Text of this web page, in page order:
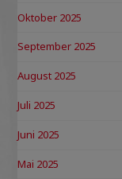
Oktober 2025
September 2025
August 2025
Juli 2025
Juni 2025
Mai 2025